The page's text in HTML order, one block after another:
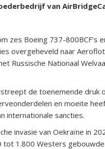
van
zes Boeing 737-800BCF’s
overgeheveld naar
Russische Nationaal
de toenemende druk
en moeite
internationale sancties.
invasie van Oekraïne in
tot 1.800 Westers